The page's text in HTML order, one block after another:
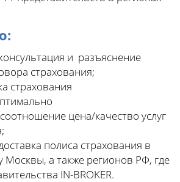
и разъяснение
страхования;
страхования
цена/качество услуг
полиса страхования в
Москвы, а также регионов РФ, где
IN-BROKER.